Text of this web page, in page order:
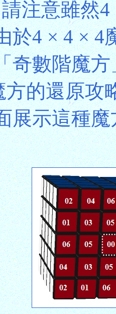
注意雖然
於4 × 4 × 4
奇數階魔
方的還原攻
展示這種